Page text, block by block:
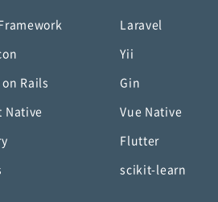
Laravel
Yii
on Rails Gin
Native Vue Native
Flutter
scikit-learn